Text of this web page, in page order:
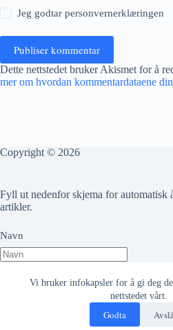
Vi bruker infokapsler for å gi deg
nettstedet vårt.
Godta Avslå
Jeg godtarpersonvernerklæringen
Publiser kommentar
Dette nettstedet bruker Akismet for å
mer om hvordan kommentardataene
Copyright © 2026
Fyll ut nedenfor skjema for automatisk
artikler.
Navn